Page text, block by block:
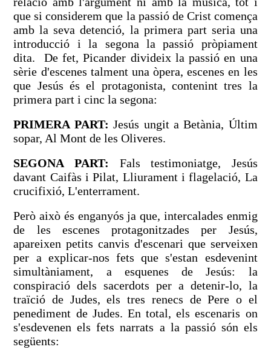
que si considerem que la passió de Crist comença
amb la seva detenció, la primera part seria una
introducció i la segona la passió pròpiament
dita. De fet, Picander divideix la passió en una
sèrie d'escenes talment una òpera, escenes en les
que Jesús és el protagonista, contenint tres la
primera part i cinc la segona:
PRIMERA PART:Jesús ungit a Betània, Últim
sopar, Al Mont de les Oliveres.
SEGONA PART: Fals testimoniatge, Jesús
davant Caifàs i Pilat, Lliurament i flagelació, La
crucifixió, L'enterrament.
Però això és enganyós ja que, intercalades enmig
de les escenes protagonitzades per Jesús,
apareixen petits canvis d'escenari que serveixen
per a explicar-nos fets que s'estan esdevenint
simultàniament, a esquenes de Jesús: la
conspiració dels sacerdots per a detenir-lo, la
traïció de Judes, els tres renecs de Pere o el
penediment de Judes. En total, els escenaris on
s'esdevenen els fets narrats a la passió són els
següents: